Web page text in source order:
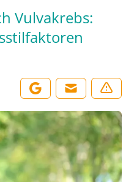
Vulvakrebs: